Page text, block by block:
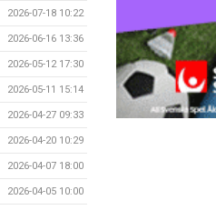
2026-07-18 10:22
2026-06-16 13:36
2026-05-12 17:30
2026-05-11 15:14
2026-04-27 09:33
2026-04-20 10:29
2026-04-07 18:00
2026-04-05 10:00